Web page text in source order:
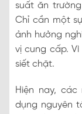
suất ăn
Chỉ cần một
ảnh hưởng
vị cung cấp.
siết chặt.
Hiện nay,
dụng nguyên